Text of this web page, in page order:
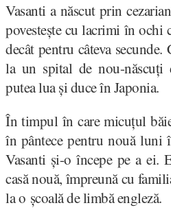
Vasanti a născut prin
povestește cu lacrimi în ochi
decât pentru câteva
la un spital de nou-
putea lua și duce în Japonia.
În timpul în care micuțul
în pântece pentru nouă luni
Vasanti și-o începe pe a ei.
casă nouă, împreună cu
la o școală de limbă engleză.